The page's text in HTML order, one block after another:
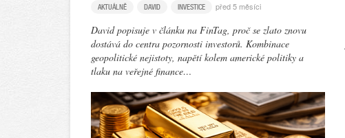
AKTUÁLNĚ DAVID INVESTICE před 5 měsíci
David popisuje v článku na FinTag, proč se zlato znovu
dostává do centra pozornosti investorů. Kombinace
geopolitické nejistoty, napětí kolem americké politiky a
tlaku na veřejné finance…